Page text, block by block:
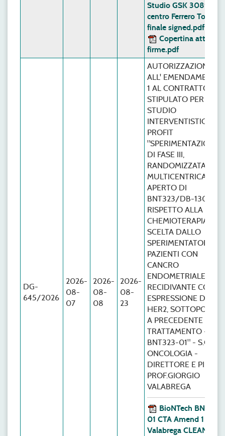
Studio GSK 308920
centro Ferrero Torino
finale signed.pdf
Copertina atto con
firme.pdf
DG-
645/2026
2026-
08-
07
2026-
08-
08
2026-
08-
23
AUTORIZZAZIONE
ALL' EMENDAMENTO
1 AL CONTRATTO
STIPULATO PER LO
STUDIO
INTERVENTISTICO
PROFIT
"SPERIMENTAZIONE
DI FASE III,
RANDOMIZZATA,
MULTICENTRICA, IN
APERTO DI
BNT323/DB-1303
RISPETTO ALLA
CHEMIOTERAPIA
SCELTA DALLO
SPERIMENTATORE IN
PAZIENTI CON
CANCRO
ENDOMETRIALE
RECIDIVANTE CON
ESPRESSIONE DI
HER2, SOTTOPOSTE
A PRECEDENTE
TRATTAMENTO -
BNT323-01" - S.C.D.U.
ONCOLOGIA -
DIRETTORE E PI:
PROF.GIORGIO
VALABREGA
BioNTech BNT323
01 CTA Amend 1 PI
Valabrega CLEAN